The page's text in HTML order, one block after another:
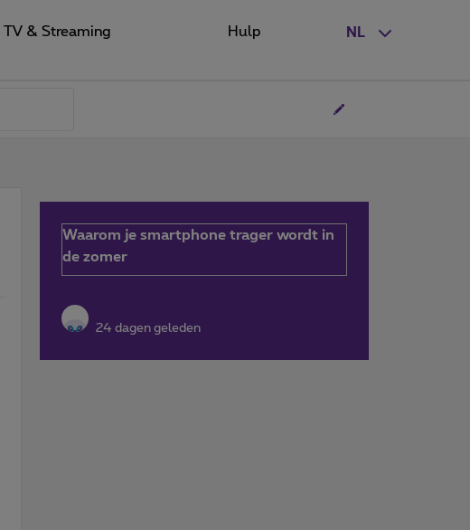
NL
TV & Streaming Hulp
Waarom je smartphone trager wordt in
de zomer
24 dagen geleden